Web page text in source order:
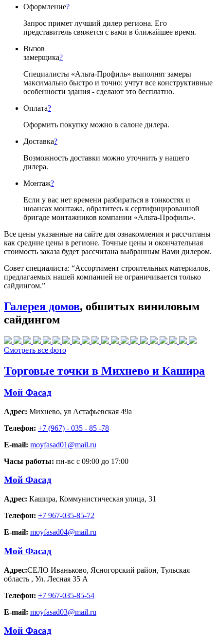
Оформление?
Запрос примет лучший дилер региона. Его
представитель свяжется с вами в ближайшее время.
Вызов
замерщика?
Специалисты «Альта-Профиль» выполнят замеры
максимально быстро и точно: учтут все конструктивные
особенности здания - сделают это бесплатно.
Оплата?
Оформить покупку можно в салоне дилера.
Доставка?
Возможность доставки можно уточнить у нашего
дилера.
Монтаж?
Если у вас нет времени разбираться в тонкостях и
нюансах монтажа, обратитесь к сертифицированной
бригаде монтажников компании «Альта-Профиль».
Все цены указанные на сайте для ознакомления и рассчитаны
как средние цены в регионе. Точные цены и окончательная
стоимость заказа будет рассчитана выбранным Вами дилером.
Совет специалиста: “Ассортимент строительных материалов,
предлагаемых нашей компанией не ограничивается только
сайдингом.”
Галерея домов, обшитых виниловым
сайдингом
Смотреть все фото
Торговые точки в Михнево и Кашира
Мой Фасад
Адрес: Михнево, ул Астафьевская 49а
Телефон: +7 (967) - 035 - 85 -78
E-mail: moyfasad01@mail.ru
Часы работы: пн-вс с 09:00 до 17:00
Мой Фасад
Адрес: Кашира, Коммунистическая улица, 31
Телефон: +7 967-035-85-72
E-mail: moyfasad04@mail.ru
Мой Фасад
Адрес:СЕЛО Иваньково, Ясногорский район, Тульская
область , Ул. Лесная 35 А
Телефон: +7 967-035-85-54
E-mail: moyfasad03@mail.ru
Мой Фасад